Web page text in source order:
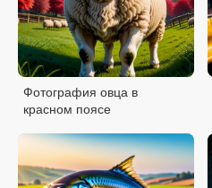
Фотография овца в
красном поясе